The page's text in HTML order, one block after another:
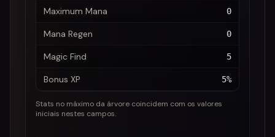
Maximum Mana 0
Mana Regen 0
Magic Find 5
Bonus XP 5%
Stats no máximo da árvore coincidem com os valores
iniciais nestes campos.